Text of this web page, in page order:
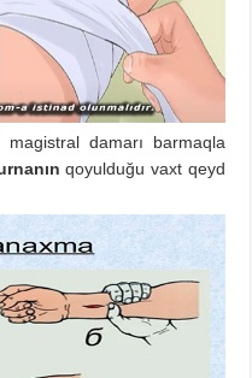
damarı barmaqla
qoyulduğu vaxt qeyd